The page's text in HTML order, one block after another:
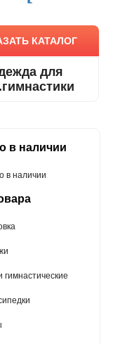
КАТАЛОГ
для
в наличии
в наличии
гимнастические